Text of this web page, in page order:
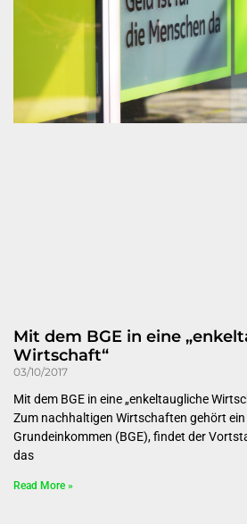
Mit dem BGE in eine
Wirtschaft“
03/10/2017
Mit dem BGE in eine „enkeltaugliche
Zum nachhaltigen Wirtschaften gehört
Grundeinkommen (BGE), findet der
das
Read More »